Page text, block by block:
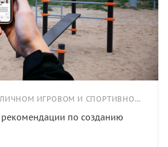
ИНФОРМАЦИЯ ОБ УЛИЧНОМ ИГРОВОМ И СПОРТИВНОМ ОБОРУДОВАНИИ
по созданию